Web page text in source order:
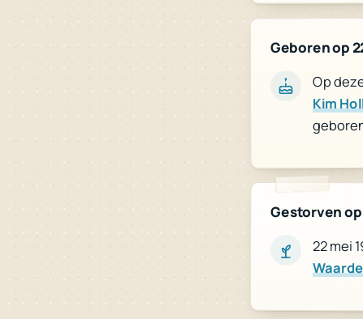
Geboren op
Op
Kim
Gestorven op
22 mei